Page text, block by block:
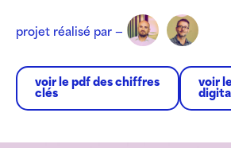
projet réalisé par —
voir le pdf des chiffres
clés
voir